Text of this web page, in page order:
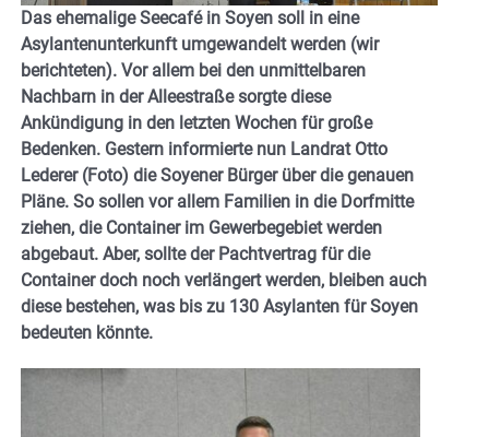
Das ehemalige Seecafé in Soyen soll in eine
Asylantenunterkunft umgewandelt werden (wir
berichteten). Vor allem bei den unmittelbaren
Nachbarn in der Alleestraße sorgte diese
Ankündigung in den letzten Wochen für große
Bedenken. Gestern informierte nun Landrat Otto
Lederer (Foto) die Soyener Bürger über die genauen
Pläne. So sollen vor allem Familien in die Dorfmitte
ziehen, die Container im Gewerbegebiet werden
abgebaut. Aber, sollte der Pachtvertrag für die
Container doch noch verlängert werden, bleiben auch
diese bestehen, was bis zu 130 Asylanten für Soyen
bedeuten könnte.